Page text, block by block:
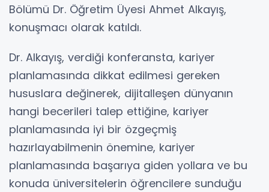
Bölümü Dr. Öğretim Üyesi Ahmet Alkayış,
konuşmacı olarak katıldı.
Dr. Alkayış, verdiği konferansta, kariyer
planlamasında dikkat edilmesi gereken
hususlara değinerek, dijitalleşen dünyanın
hangi becerileri talep ettiğine, kariyer
planlamasında iyi bir özgeçmiş
hazırlayabilmenin önemine, kariyer
planlamasında başarıya giden yollara ve bu
konuda üniversitelerin öğrencilere sunduğu